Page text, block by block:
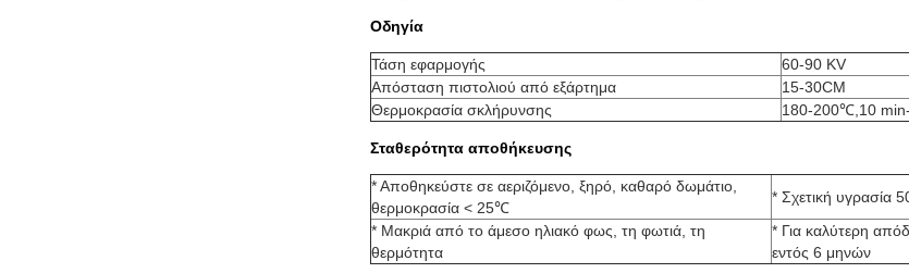
Οδηγία
Τάση εφαρμογής
60-90 KV
Απόσταση πιστολιού από εξάρτημα
15-30CM
Θερμοκρασία σκλήρυνσης
180-200℃,10
Σταθερότητα αποθήκευσης
* Αποθηκεύστε σε αεριζόμενο, ξηρό, καθαρό δωμάτιο,
θερμοκρασία < 25℃
* Σχετική υγρασία
* Μακριά από το άμεσο ηλιακό φως, τη φωτιά, τη
θερμότητα
* Για καλύτερη
εντός 6 μηνών